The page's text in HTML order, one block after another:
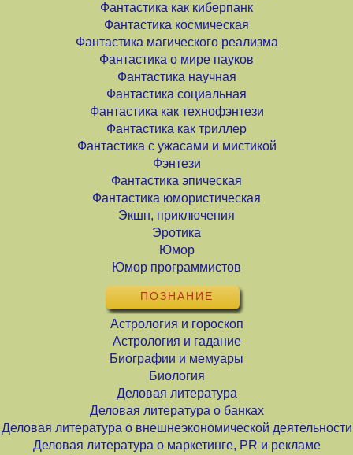
Фантастика как киберпанк
Фантастика космическая
Фантастика магического реализма
Фантастика о мире пауков
Фантастика научная
Фантастика социальная
Фантастика как технофэнтези
Фантастика как триллер
Фантастика с ужасами и мистикой
Фэнтези
Фантастика эпическая
Фантастика юмористическая
Экшн, приключения
Эротика
Юмор
Юмор программистов
ПОЗНАНИЕ
Астрология и гороскоп
Астрология и гадание
Биографии и мемуары
Биология
Деловая литература
Деловая литература о банках
Деловая литература о внешнеэкономической деятельности
Деловая литература о маркетинге, PR и рекламе